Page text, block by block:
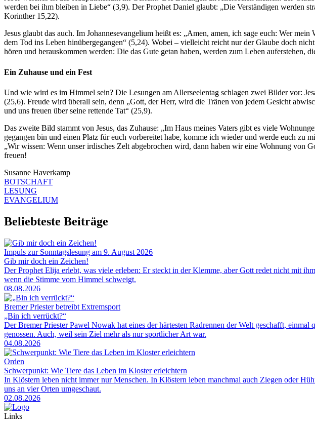
werden bei ihm bleiben in Liebe“ (3,9). Der Prophet Daniel glaubt: „Die Verständigen werden
Korinther 15,22).
Jesus glaubt das auch. Im Johannesevangelium heißt es: „Amen, amen, ich sage euch: Wer
dem Tod ins Leben hinübergegangen“ (5,24). Wobei – vielleicht reicht nur der Glaube doch
hören und herauskommen werden: Die das Gute getan haben, werden zum Leben auferstehen,
Ein Zuhause und ein Fest
Und wie wird es im Himmel sein? Die Lesungen am Allerseelentag schlagen zwei Bilder vor:
(25,6). Freude wird überall sein, denn „Gott, der Herr, wird die Tränen von jedem Gesicht
und uns freuen über seine rettende Tat“ (25,9).
Das zweite Bild stammt von Jesus, das Zuhause: „Im Haus meines Vaters gibt es viele
gegangen bin und einen Platz für euch vorbereitet habe, komme ich wieder und werde euch
„Wir wissen: Wenn unser irdisches Zelt abgebrochen wird, dann haben wir eine Wohnung von
freuen!
Susanne Haverkamp
BOTSCHAFT
LESUNG
EVANGELIUM
Beliebteste Beiträge
Impuls zur Sonntagslesung am 9. August 2026
Gib mir doch ein Zeichen!
Der Prophet Elija erlebt, was viele erleben: Er steckt in der Klemme, aber Gott redet nicht mit
wenn die Stimme vom Himmel schweigt.
08.08.2026
Bremer Priester betreibt Extremsport
„Bin ich verrückt?“
Der Bremer Priester Pawel Nowak hat eines der härtesten Radrennen der Welt geschafft,
genossen. Auch, weil sein Ziel mehr als nur sportlicher Art war.
04.08.2026
Orden
Schwerpunkt: Wie Tiere das Leben im Kloster erleichtern
In Klöstern leben nicht immer nur Menschen. In Klöstern leben manchmal auch Ziegen oder
uns an vier Orten umgeschaut.
02.08.2026
Links